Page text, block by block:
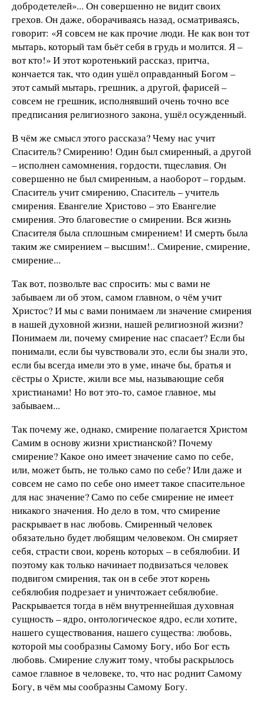
добродетелей»... Он совершенно не видит своих
грехов. Он даже, оборачиваясь назад, осматриваясь,
говорит: «Я совсем не как прочие люди. Не как вон тот
мытарь, который там бьёт себя в грудь и молится. Я–
вот кто!» И этот коротенький рассказ, притча,
кончается так, что один ушёл оправданный Богом–
этот самый мытарь, грешник, а другой, фарисей–
совсем не грешник, исполнявший очень точно все
предписания религиозного закона, ушёл осужденный.
В чём же смысл этого рассказа? Чему нас учит
Спаситель? Смирению! Один был смиренный, а другой
–исполнен самомнения, гордости, тщеславия. Он
совершенно не был смиренным, а наоборот–гордым.
Спаситель учит смирению, Спаситель–учитель
смирения. Евангелие Христово –это Евангелие
смирения. Это благовестие о смирении. Вся жизнь
Спасителя была сплошным смирением! И смерть была
таким же смирением–высшим!.. Смирение, смирение,
смирение...
Так вот, позвольте вас спросить: мы с вами не
забываем ли об этом, самом главном, о чём учит
Христос? И мы с вами понимаем ли значение смирения
в нашей духовной жизни, нашей религиозной жизни?
Понимаем ли, почему смирение нас спасает? Если бы
понимали, если бы чувствовали это, если бы знали это,
если бы всегда имели это в уме, иначе бы, братья и
сёстры о Христе, жили все мы, называющие себя
христианами! Но вот это-то, самое главное, мы
забываем...
Так почему же, однако, смирение полагается Христом
Самим в основу жизни христианской? Почему
смирение? Какое оно имеет значение само по себе,
или, может быть, не только само по себе? Или даже и
совсем не само по себе оно имеет такое спасительное
для нас значение? Само по себе смирение не имеет
никакого значения. Но дело в том, что смирение
раскрывает в нас любовь. Смиренный человек
обязательно будет любящим человеком. Он смиряет
себя, страсти свои, корень которых–в себялюбии. И
поэтому как только начинает подвизаться человек
подвигом смирения, так он в себе этот корень
себялюбия подрезает и уничтожает себялюбие.
Раскрывается тогда в нём внутреннейшая духовная
сущность–ядро, онтологическое ядро, если хотите,
нашего существования, нашего существа: любовь,
которой мы сообразны Самому Богу, ибо Бог есть
любовь. Смирение служит тому, чтобы раскрылось
самое главное в человеке, то, что нас роднит Самому
Богу, в чём мы сообразны Самому Богу.